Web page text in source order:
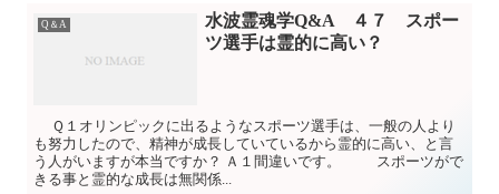
Q＆A
水波霊魂学Q&A ４７ スポー
ツ選手は霊的に高い？
Ｑ１オリンピックに出るようなスポーツ選手は、一般の人より
も努力したので、精神が成長していているから霊的に高い、と言
う人がいますが本当ですか？ Ａ１間違いです。 スポーツがで
きる事と霊的な成長は無関係...